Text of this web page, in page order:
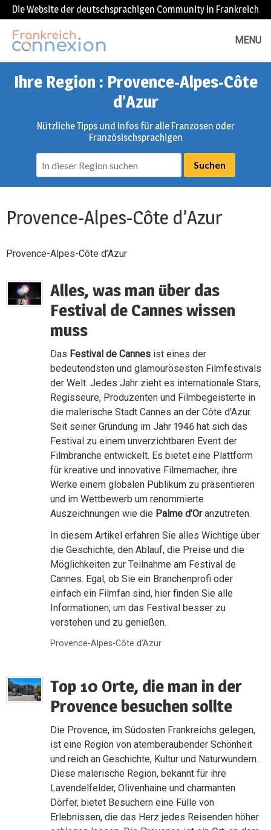
Die Website der deutschsprachigen Community in Frankreich
MENU
Ihre Region : Provence-Alpes-Côte
d’Azur
Nützliche Tipps und Infos für alle Franzosen oder
Französischsprachigen
Provence-Alpes-Côte d’Azur
Provence-Alpes-Côte d’Azur
Alles, was man über das
Festival de Cannes wissen
muss
Das Festival de Cannes ist eines der
bedeutendsten und glamourösesten Filmfestivals
der Welt. Jedes Jahr zieht es internationale Stars,
Regisseure, Produzenten und Filmbegeisterte in
die malerische Stadt Cannes an der Côte d'Azur.
Seit seiner Gründung im Jahr 1946 hat sich das
Festival zu einem unverzichtbaren Event der
Filmbranche entwickelt. Es bietet eine Plattform
für kreative und innovative Filmemacher, ihre
Werke einem globalen Publikum zu präsentieren
und im Wettbewerb um renommierte
Auszeichnungen wie die Palme d'Oranzutreten.
In diesem Artikel erfahren Sie alles Wichtige über
die Geschichte, den Ablauf, die Preise und die
Möglichkeiten zur Teilnahme am Festival de
Cannes. Egal, ob Sie ein Branchenprofi oder
einfach ein Filmfan sind, hier finden Sie alle
Informationen, um das Festival besser zu
verstehen und zu genießen.
Provence-Alpes-Côte d’Azur
Top 10 Orte, die man in der
Provence besuchen sollte
Die Provence, im Südosten Frankreichs gelegen,
ist eine Region von atemberaubender Schönheit
und reich an Geschichte, Kultur und Naturwundern.
Diese malerische Region, bekannt für ihre
Lavendelfelder, Olivenhaine und charmanten
Dörfer, bietet Besuchern eine Fülle von
Erlebnissen, die das Herz jedes Reisenden höher